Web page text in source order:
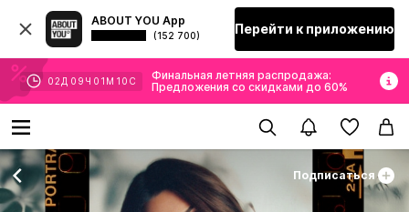
ABOUT YOU App
(152 700) Перейти к приложению
02 Д 09 Ч 01 М 10 С
Финальная летняя распродажа:
Предложения со скидками до 60%
Подписаться